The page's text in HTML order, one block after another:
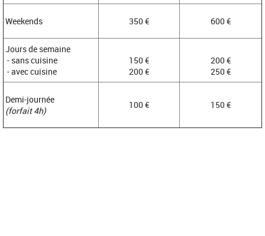
Weekends 350 € 600 €
Jours de semaine
- sans cuisine
- avec cuisine
150 €
200 €
200 €
250 €
Demi-journée
(forfait 4h)
100 € 150 €